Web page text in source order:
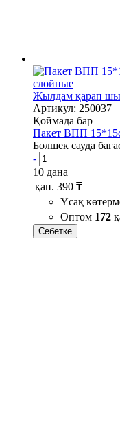
Жылдам қарап
Артикул: 250037
Қоймада бар
Пакет ВПП
Бөлшек сауда
-
10 дана
қап. 390 ₸
Ұсақ
Оптом 172
Себетке